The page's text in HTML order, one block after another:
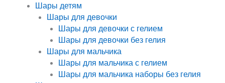
Шары детям
Шары для девочки
Шары для девочки с гелием
Шары для девочки без гелия
Шары для мальчика
Шары для мальчика с гелием
Шары для мальчика наборы без гелия